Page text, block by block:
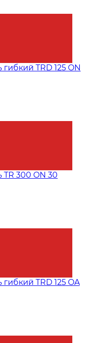
TRD 125 ON
300 ON 30
TRD 125 OA